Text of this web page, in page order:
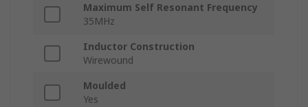
Maximum Self Resonant Frequency
35MHz
Inductor Construction
Wirewound
Moulded
Yes